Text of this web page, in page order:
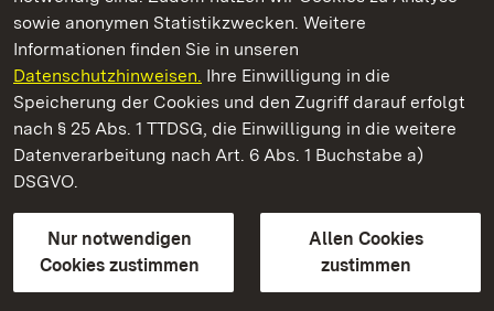
sowie anonymen Statistikzwecken. Weitere
Informationen finden Sie in unseren
Datenschutzhinweisen. Ihre Einwilligung in die
Speicherung der Cookies und den Zugriff darauf erfolgt
nach § 25 Abs. 1 TTDSG, die Einwilligung in die weitere
Datenverarbeitung nach Art. 6 Abs. 1 Buchstabe a)
DSGVO.
Nur notwendigen
Cookies zustimmen
Allen Cookies
zustimmen
Staatliche Schlösser und Gärten Baden‑Württemberg
Staatliche Schlösser und Gärten Baden-Württemberg
Kontakt
GebärdenspracheLeichte Sprache
Erklärung zur Barrierefreiheit
BITV-konform (geprüfte Seiten)